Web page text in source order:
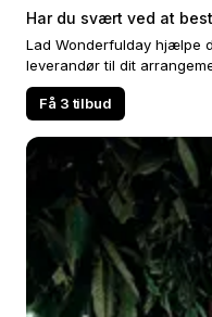
Har du svært ved at
Lad Wonderfulday hjælpe
leverandør til dit
Få 3 tilbud